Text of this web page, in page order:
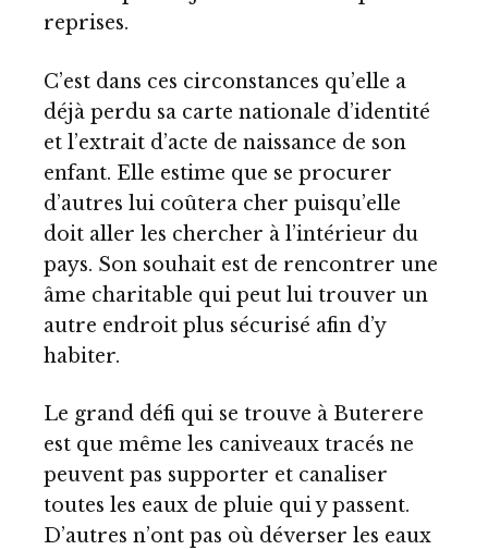
reprises.
C’est dans ces circonstances qu’elle a
déjà perdu sa carte nationale d’identité
et l’extrait d’acte de naissance de son
enfant. Elle estime que se procurer
d’autres lui coûtera cher puisqu’elle
doit aller les chercher à l’intérieur du
pays. Son souhait est de rencontrer une
âme charitable qui peut lui trouver un
autre endroit plus sécurisé afin d’y
habiter.
Le grand défi qui se trouve à Buterere
est que même les caniveaux tracés ne
peuvent pas supporter et canaliser
toutes les eaux de pluie qui y passent.
D’autres n’ont pas où déverser les eaux